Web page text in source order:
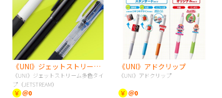
《UNI》ジェットストリーム多色タイプ（JETSTREAM）
《UNI》ジェットストリーム多色タイ
プ（JETSTREAM）
￥ ＠0
《UNI》アドクリップ
《UNI》アドクリップ
￥ ＠0